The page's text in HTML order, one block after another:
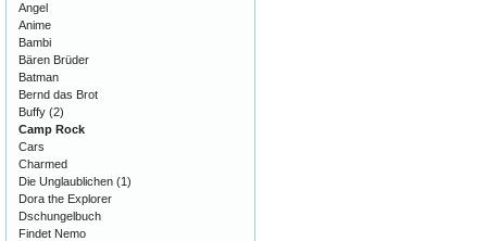
Angel
Anime
Bambi
Bären Brüder
Batman
Bernd das Brot
Buffy (2)
Camp Rock
Cars
Charmed
Die Unglaublichen (1)
Dora the Explorer
Dschungelbuch
Findet Nemo